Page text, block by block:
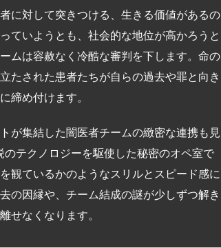
に対して突きつける、生きる価値があるの
ていようとも、社会的な地位が高かろうと
ムは容赦なく冷酷な審判を下します。命の
たされた患者たちが自らの過去や罪と向き
締め付けます。
が集結した闇医者チームの緻密な連携も見
テクノロジーを駆使した秘密のオペ室で
観ているかのようなスリルとスピード感に
の因縁や、チーム結成の謎が少しずつ解き
せなくなります。